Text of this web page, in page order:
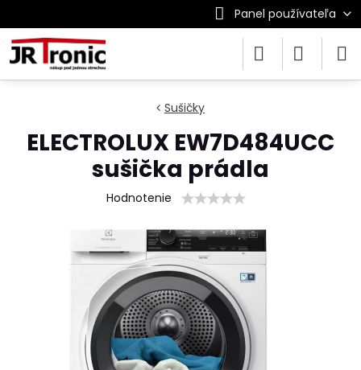
Panel používateľa
Sušičky
ELECTROLUX EW7D484UCC
sušička prádla
Hodnotenie